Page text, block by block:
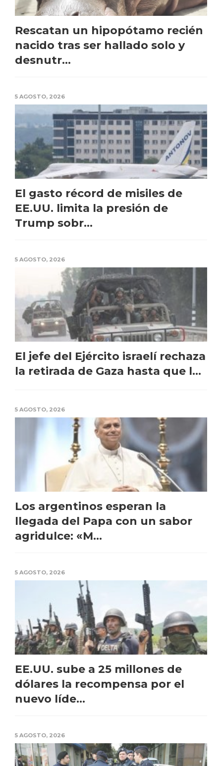
Rescatan un hipopótamo recién
nacido tras ser hallado solo y
desnutr...
5 AGOSTO, 2026
El gasto récord de misiles de
EE.UU. limita la presión de
Trump sobr...
5 AGOSTO, 2026
El jefe del Ejército israelí rechaza
la retirada de Gaza hasta que l...
5 AGOSTO, 2026
Los argentinos esperan la
llegada del Papa con un sabor
agridulce: «M...
5 AGOSTO, 2026
EE.UU. sube a 25 millones de
dólares la recompensa por el
nuevo líde...
5 AGOSTO, 2026